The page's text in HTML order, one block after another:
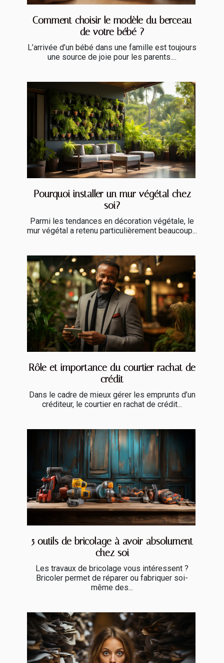
Comment choisir le modèle du berceau
de votre bébé ?
L’arrivée d’un bébé dans une famille est toujours
une source de joie pour les parents....
Pourquoi installer un mur végétal chez
soi?
Parmi les tendances en décoration végétale, le
mur végétal a retenu particulièrement beaucoup...
Rôle et importance du courtier rachat de
crédit
Dans le cadre de mieux gérer les emprunts d’un
créditeur, le courtier en rachat de crédit...
5 outils de bricolage à avoir absolument
chez soi
Les travaux de bricolage vous intéressent ?
Bricoler permet de réparer ou fabriquer soi-
même des...